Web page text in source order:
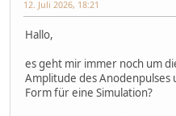
12. Juli 2026, 18:21
Hallo,
es geht mir immer noch um
Amplitude des Anodenpulses
Form für eine Simulation?